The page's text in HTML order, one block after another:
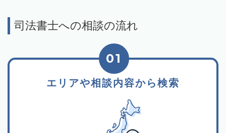
司法書士への相談の流れ
エリアや相談内容から検索
01